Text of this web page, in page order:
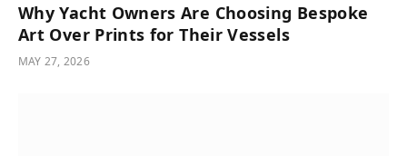
Why Yacht Owners Are Choosing Bespoke
Art Over Prints for Their Vessels
MAY 27, 2026